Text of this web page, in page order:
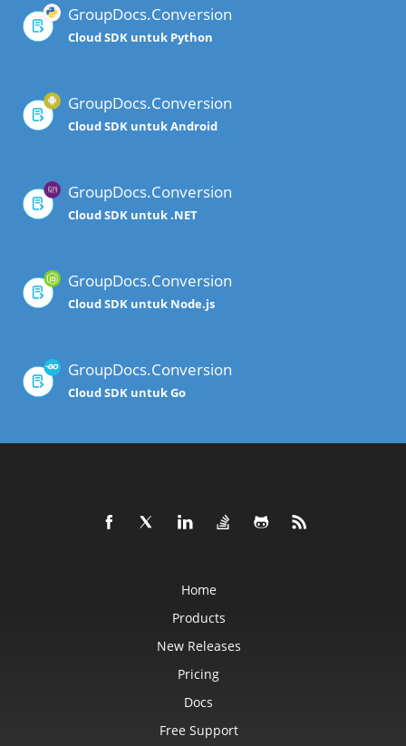
GroupDocs.Conversion
Cloud SDK untuk Python
GroupDocs.Conversion
Cloud SDK untuk Android
GroupDocs.Conversion
Cloud SDK untuk .NET
GroupDocs.Conversion
Cloud SDK untuk Node.js
GroupDocs.Conversion
Cloud SDK untuk Go
Home
Products
New Releases
Pricing
Docs
Free Support